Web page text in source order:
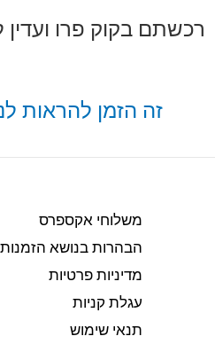
רכשתם בקוק פרו
זה הזמן להראות
משלוחי אקספרס
הבהרות בנושא
מדיניות פרטיות
עגלת קניות
תנאי שימוש